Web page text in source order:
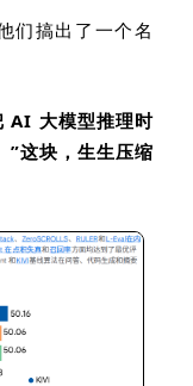
们搞出了一个名
AI 大模型推理时
”这块，生生压缩